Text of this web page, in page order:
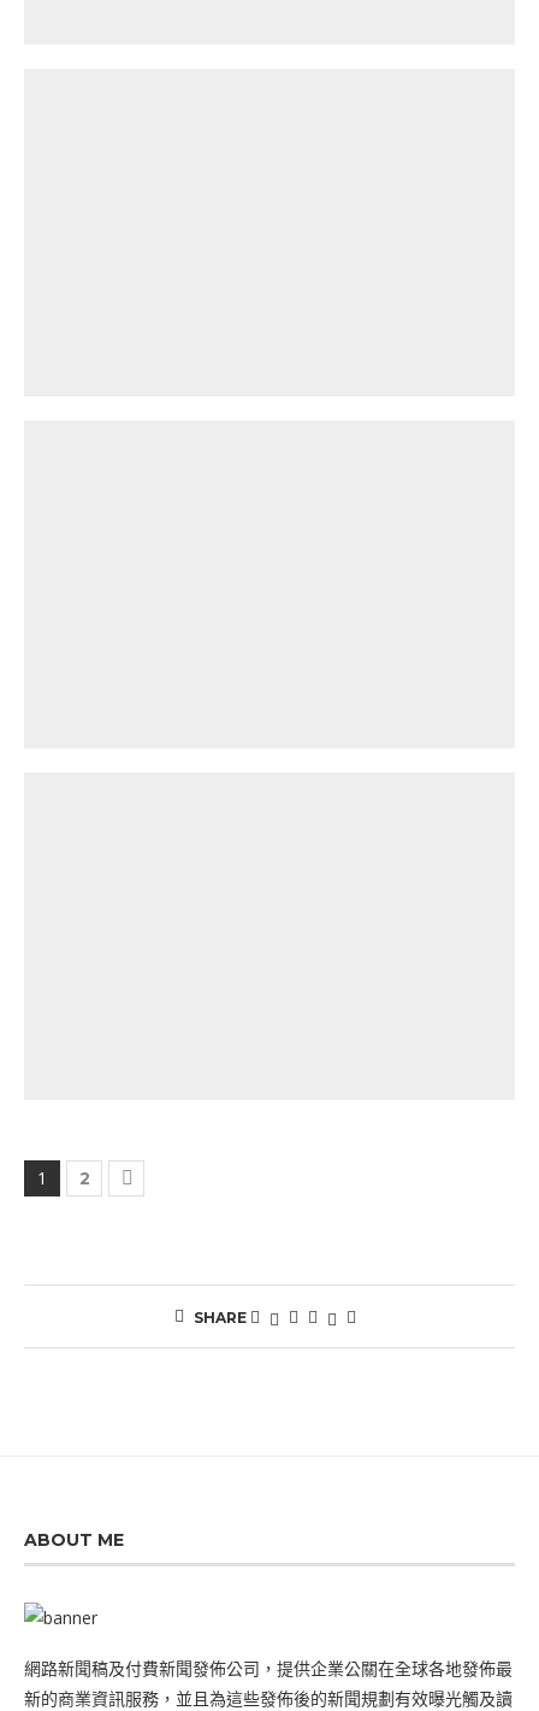
1 2
SHARE
ABOUT ME
網路新聞稿及付費新聞發佈公司，提供企業公關在全球各地發佈最
新的商業資訊服務，並且為這些發佈後的新聞規劃有效曝光觸及讀